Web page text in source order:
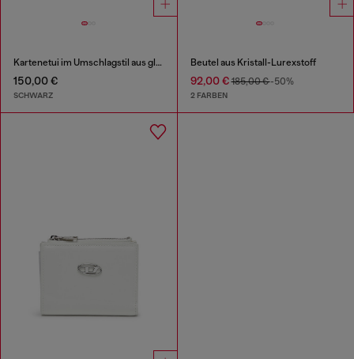
Kartenetui im Umschlagstil aus glänzendem, geknittertem Leder
150,00 €
SCHWARZ
Beutel aus Kristall-Lurexstoff
92,00 €185,00 €-50%
2 FARBEN